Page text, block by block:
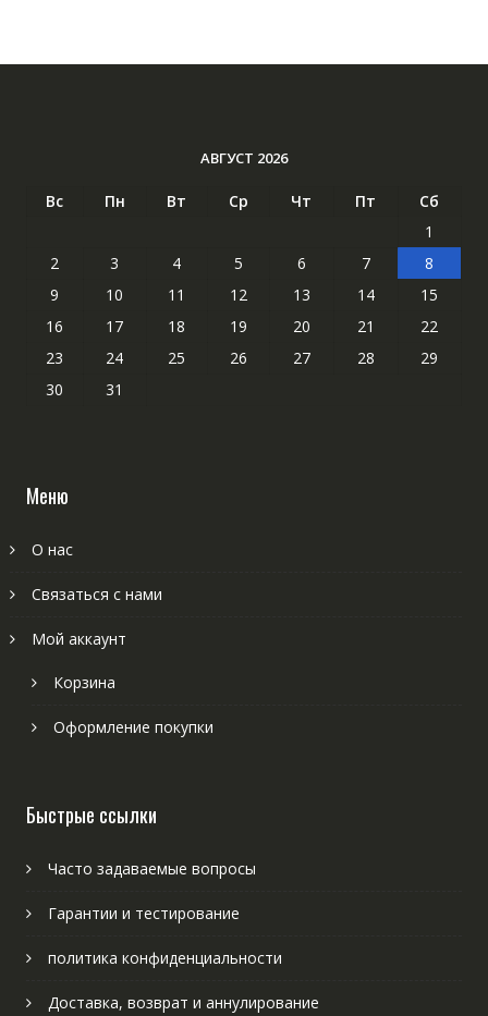
АВГУСТ 2026
Вс Пн Вт Ср Чт Пт
Сб
1
2
3 4 5 6 7
8
9
10 11 12 13 14
15
16
17 18 19 20 21
22
23
24 25 26 27 28
29
30
31
Меню
О нас
Связаться с нами
Мой аккаунт
Корзина
Оформление покупки
Быстрые ссылки
Часто задаваемые вопросы
Гарантии и тестирование
политика конфиденциальности
Доставка, возврат и аннулирование